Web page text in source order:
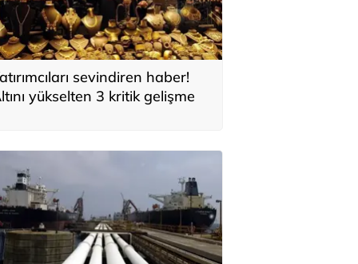
sevindiren haber!
yükselten 3 kritik gelişme